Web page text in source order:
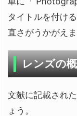
タイトルを付け
直さがうかがえま
レンズの
文献に記載され
ょう。